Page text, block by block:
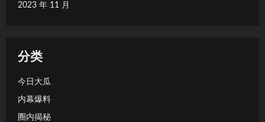
2023 年 11 月
分类
今日大瓜
内幕爆料
圈内揭秘